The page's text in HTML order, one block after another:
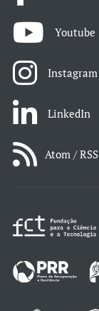
Youtube
Instagram
LinkedIn
Atom / RSS